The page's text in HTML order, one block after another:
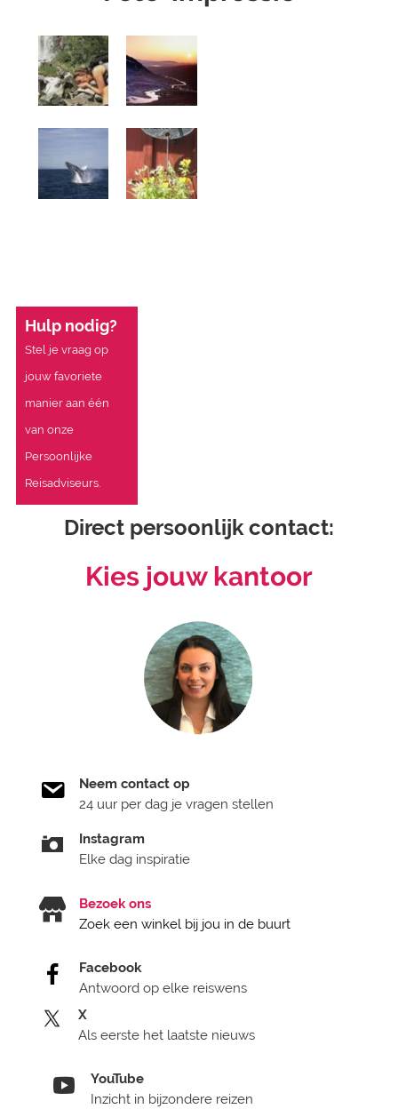
Hulp nodig?
Stel je vraag op
jouw favoriete
manier aan één
van onze
Persoonlijke
Reisadviseurs.
Direct persoonlijk contact:
Kies jouw kantoor
Neem contact op
24 uur per dag je vragen stellen
Instagram
Elke dag inspiratie
Bezoek ons
Zoek een winkel bij jou in de buurt
Facebook
Antwoord op elke reiswens
X
Als eerste het laatste nieuws
YouTube
Inzicht in bijzondere reizen